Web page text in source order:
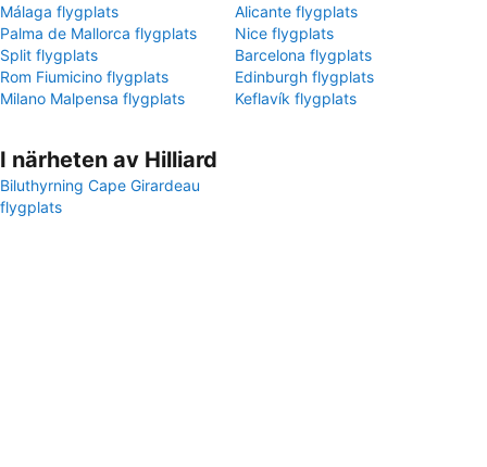
Málaga flygplats
Alicante flygplats
Palma de Mallorca flygplats
Nice flygplats
Split flygplats
Barcelona flygplats
Rom Fiumicino flygplats
Edinburgh flygplats
Milano Malpensa flygplats
Keflavík flygplats
I närheten av Hilliard
Biluthyrning Cape Girardeau
flygplats